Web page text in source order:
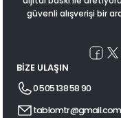
güvenli alışverişi bir
BİZE ULAŞIN
0 505 138 58 90
tablomtr@gmail.com